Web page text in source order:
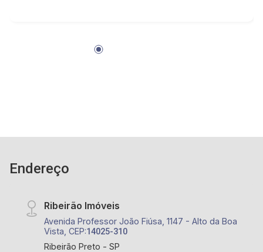
do Bananal, Avenida Clóvis Bevillacqua; Ribeirão
seus objetivos e vontades. Atualmente,
imóveis para venda, permuta e locação,
comercializando imóveis de terceiros e
própria - em uma das melhores avenidas da
cidade - Av. Professor Dr. João Fiusa, 1147 -
Alto da Boa Vista, Ribeirão Preto - SP.
Endereço
Ribeirão Imóveis
Avenida Professor João Fiúsa, 1147 - Alto da Boa
Vista, CEP:14025-310
Ribeirão Preto - SP